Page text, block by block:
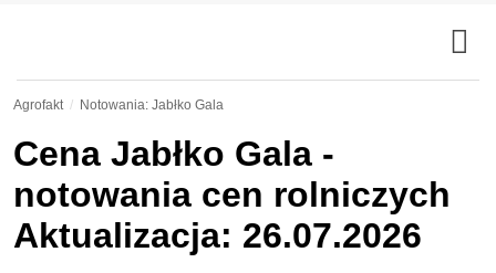
Agrofakt Notowania: Jabłko Gala
Cena Jabłko Gala -
notowania cen rolniczych
Aktualizacja: 26.07.2026